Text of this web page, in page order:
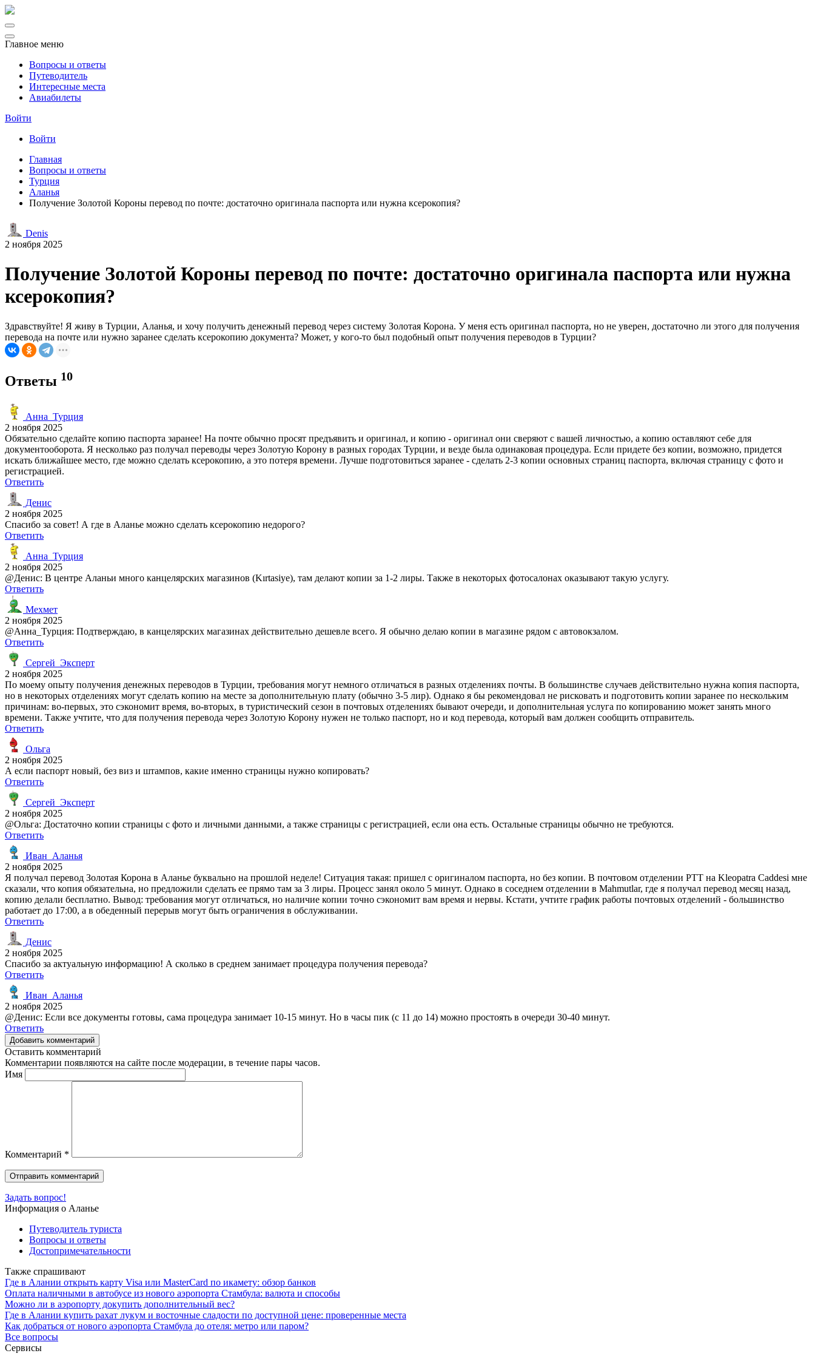
Главное меню
Вопросы и ответы
Путеводитель
Интересные места
Авиабилеты
Войти
Войти
Главная
Вопросы и ответы
Турция
Аланья
Получение Золотой Короны перевод по почте: достаточно оригинала паспорта или нужна ксерокопия?
Denis
2 ноября 2025
Получение Золотой Короны перевод по почте: достаточно оригинала паспорта или нужна
ксерокопия?
Здравствуйте! Я живу в Турции, Аланья, и хочу получить денежный перевод через систему Золотая Корона. У меня есть оригинал паспорта, но не уверен, достаточно ли этого для получения
перевода на почте или нужно заранее сделать ксерокопию документа? Может, у кого-то был подобный опыт получения переводов в Турции?
Ответы 10
Анна_Турция
2 ноября 2025
Обязательно сделайте копию паспорта заранее! На почте обычно просят предъявить и оригинал, и копию - оригинал они сверяют с вашей личностью, а копию оставляют себе для
документооборота. Я несколько раз получал переводы через Золотую Корону в разных городах Турции, и везде была одинаковая процедура. Если придете без копии, возможно, придется
искать ближайшее место, где можно сделать ксерокопию, а это потеря времени. Лучше подготовиться заранее - сделать 2-3 копии основных страниц паспорта, включая страницу с фото и
регистрацией.
Ответить
Денис
2 ноября 2025
Спасибо за совет! А где в Аланье можно сделать ксерокопию недорого?
Ответить
Анна_Турция
2 ноября 2025
@Денис: В центре Аланьи много канцелярских магазинов (Kırtasiye), там делают копии за 1-2 лиры. Также в некоторых фотосалонах оказывают такую услугу.
Ответить
Мехмет
2 ноября 2025
@Анна_Турция: Подтверждаю, в канцелярских магазинах действительно дешевле всего. Я обычно делаю копии в магазине рядом с автовокзалом.
Ответить
Сергей_Эксперт
2 ноября 2025
По моему опыту получения денежных переводов в Турции, требования могут немного отличаться в разных отделениях почты. В большинстве случаев действительно нужна копия паспорта,
но в некоторых отделениях могут сделать копию на месте за дополнительную плату (обычно 3-5 лир). Однако я бы рекомендовал не рисковать и подготовить копии заранее по нескольким
причинам: во-первых, это сэкономит время, во-вторых, в туристический сезон в почтовых отделениях бывают очереди, и дополнительная услуга по копированию может занять много
времени. Также учтите, что для получения перевода через Золотую Корону нужен не только паспорт, но и код перевода, который вам должен сообщить отправитель.
Ответить
Ольга
2 ноября 2025
А если паспорт новый, без виз и штампов, какие именно страницы нужно копировать?
Ответить
Сергей_Эксперт
2 ноября 2025
@Ольга: Достаточно копии страницы с фото и личными данными, а также страницы с регистрацией, если она есть. Остальные страницы обычно не требуются.
Ответить
Иван_Аланья
2 ноября 2025
Я получал перевод Золотая Корона в Аланье буквально на прошлой неделе! Ситуация такая: пришел с оригиналом паспорта, но без копии. В почтовом отделении PTT на Kleopatra Caddesi мне
сказали, что копия обязательна, но предложили сделать ее прямо там за 3 лиры. Процесс занял около 5 минут. Однако в соседнем отделении в Mahmutlar, где я получал перевод месяц назад,
копию делали бесплатно. Вывод: требования могут отличаться, но наличие копии точно сэкономит вам время и нервы. Кстати, учтите график работы почтовых отделений - большинство
работает до 17:00, а в обеденный перерыв могут быть ограничения в обслуживании.
Ответить
Денис
2 ноября 2025
Спасибо за актуальную информацию! А сколько в среднем занимает процедура получения перевода?
Ответить
Иван_Аланья
2 ноября 2025
@Денис: Если все документы готовы, сама процедура занимает 10-15 минут. Но в часы пик (с 11 до 14) можно простоять в очереди 30-40 минут.
Ответить
Добавить комментарий
Оставить комментарий
Комментарии появляются на сайте после модерации, в течение пары часов.
Имя
Комментарий *
Задать вопрос!
Информация о Аланье
Путеводитель туриста
Вопросы и ответы
Достопримечательности
Также спрашивают
Где в Алании открыть карту Visa или MasterCard по икамету: обзор банков
Оплата наличными в автобусе из нового аэропорта Стамбула: валюта и способы
Можно ли в аэропорту докупить дополнительный вес?
Где в Алании купить рахат лукум и восточные сладости по доступной цене: проверенные места
Как добраться от нового аэропорта Стамбула до отеля: метро или паром?
Все вопросы
Сервисы